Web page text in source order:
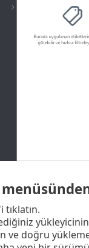
tıklatın.
ve doğru